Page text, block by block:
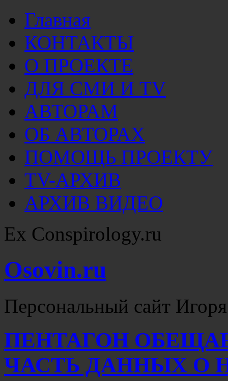
Главная
КОНТАКТЫ
О ПРОЕКТЕ
ДЛЯ СМИ И TV
АВТОРАМ
ОБ АВТОРАХ
ПОМОЩЬ ПРОЕКТУ
TV-АРХИВ
АРХИВ ВИДЕО
Ex Conspirology.ru
Osovin.ru
Персональный сайт
ПЕНТАГОН
ЧАСТЬ ДАННЫХ О